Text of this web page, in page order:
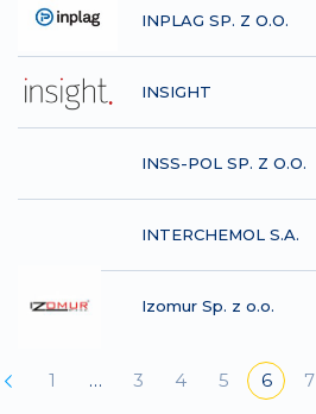
INPLAG SP. Z O.O.
INSIGHT
INSS-POL SP. Z O.O.
INTERCHEMOL S.A.
Izomur Sp. z o.o.
1 … 3 4 5 6 7